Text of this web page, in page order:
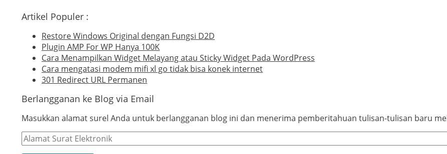
Artikel Populer :
Restore Windows Original dengan Fungsi D2D
Plugin AMP For WP Hanya 100K
Cara Menampilkan Widget Melayang atau Sticky Widget Pada WordPress
Cara mengatasi modem mifi xl go tidak bisa konek internet
301 Redirect URL Permanen
Berlangganan ke Blog via Email
Masukkan alamat surel Anda untuk berlangganan blog ini dan menerima pemberitahuan tulisan-tulisan baru
Alamat
Surat